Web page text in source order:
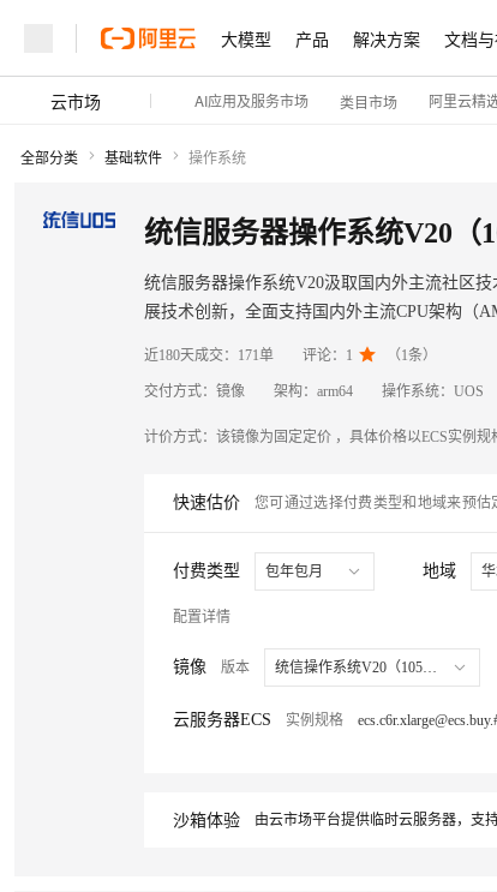
大模型 产品 解决方案 文档
云市场 AI应用及服务市场 类目市场 阿里云精
全部分类 基础软件 操作系统
统信服务器操作系统V20（
统信服务器操作系统V20汲取国内外主流社区
展技术创新，全面支持国内外主流CPU架构（
近180天成交： 171单 评论： 1  （1条）
交付方式： 镜像 架构： arm64 操作系统： UOS
计价方式： 该镜像为固定定价 ，具体价格以ECS实例规
快速估价 您可通过选择付费类型和地域来预
付费类型 包年包月 地域 华
配置详情
镜像 版本 统信操作系统V20（1050u1a）
云服务器ECS 实例规格
沙箱体验 由云市场平台提供临时云服务器，支